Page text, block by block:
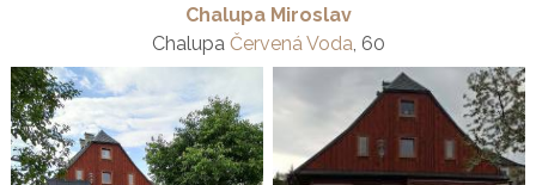
Chalupa Miroslav
Chalupa Červená Voda , 60